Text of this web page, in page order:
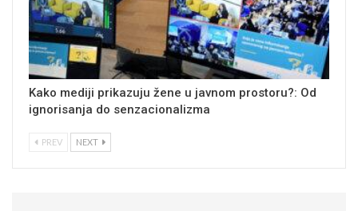
Kako mediji prikazuju žene u javnom prostoru?: Od
ignorisanja do senzacionalizma
PREV NEXT